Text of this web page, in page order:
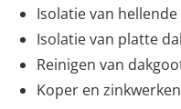
Isolatie van hellende
Isolatie van platte
Reinigen van
Koper en zinkwerken